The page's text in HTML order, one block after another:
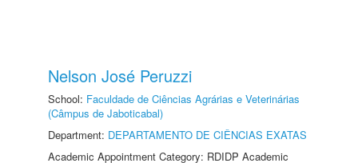
Nelson José Peruzzi
School: Faculdade de Ciências Agrárias e Veterinárias
(Câmpus de Jaboticabal)
Department: DEPARTAMENTO DE CIÊNCIAS EXATAS
Academic Appointment Category: RDIDP Academic